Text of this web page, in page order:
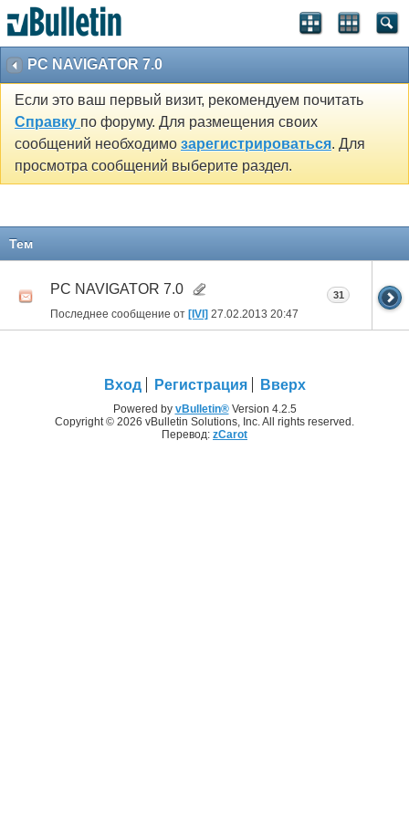
PC NAVIGATOR 7.0
Если это ваш первый визит, рекомендуем почитать
Справку по форуму. Для размещения своих
сообщений необходимо зарегистрироваться. Для
просмотра сообщений выберите раздел.
Тем
PC NAVIGATOR 7.0
Последнее сообщение от [IVI] 27.02.2013 20:47
31
Вход Регистрация Вверх
Powered by vBulletin®Version 4.2.5
Copyright © 2026 vBulletin Solutions, Inc. All rights reserved.
Перевод: zCarot